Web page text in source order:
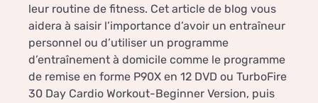
leur routine de fitness. Cet article de blog vous
aidera à saisir l’importance d’avoir un entraîneur
personnel ou d’utiliser un programme
d’entraînement à domicile comme le programme
de remise en forme P90X en 12 DVD ou TurboFire
30 Day Cardio Workout-Beginner Version, puis